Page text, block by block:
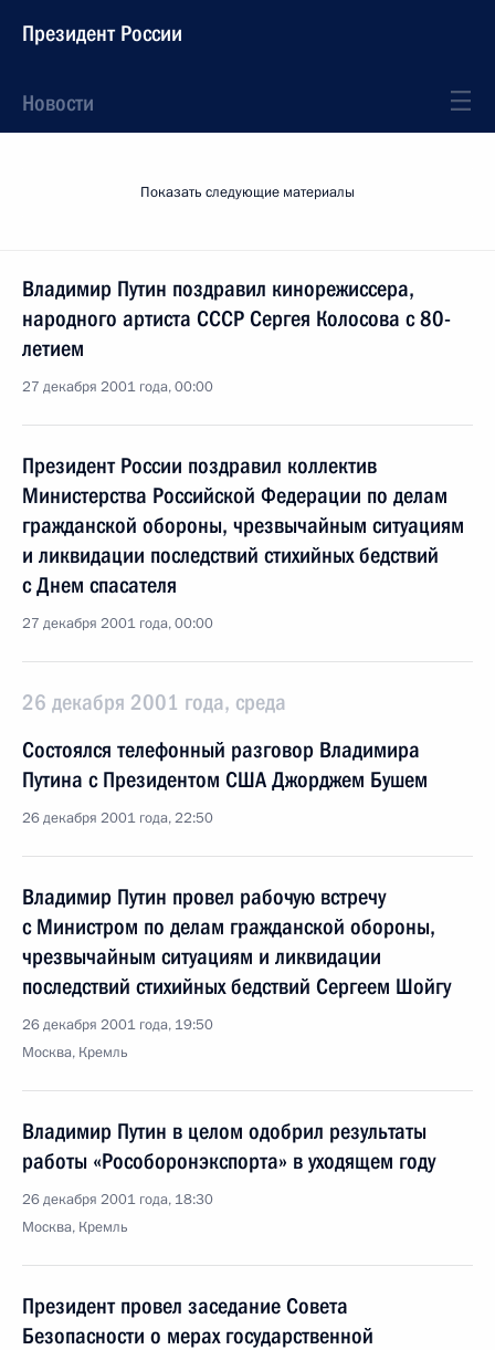
Президент России
Новости
Показать следующие материалы
Владимир Путин поздравил кинорежиссера,
народного артиста СССР Сергея Колосова с 80-
летием
27 декабря 2001 года, 00:00
Президент России поздравил коллектив
Министерства Российской Федерации по делам
гражданской обороны, чрезвычайным ситуациям
и ликвидации последствий стихийных бедствий
с Днем спасателя
27 декабря 2001 года, 00:00
26 декабря 2001 года, среда
Состоялся телефонный разговор Владимира
Путина с Президентом США Джорджем Бушем
26 декабря 2001 года, 22:50
Владимир Путин провел рабочую встречу
с Министром по делам гражданской обороны,
чрезвычайным ситуациям и ликвидации
последствий стихийных бедствий Сергеем Шойгу
26 декабря 2001 года, 19:50
Москва, Кремль
Владимир Путин в целом одобрил результаты
работы «Рособоронэкспорта» в уходящем году
26 декабря 2001 года, 18:30
Москва, Кремль
Президент провел заседание Совета
Безопасности о мерах государственной